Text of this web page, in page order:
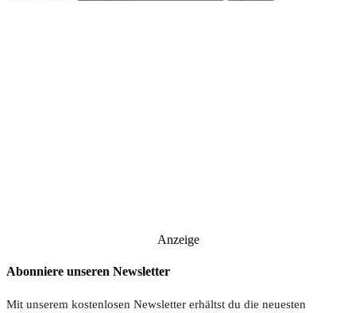
Anzeige
Abonniere unseren Newsletter
Mit unserem kostenlosen Newsletter erhältst du die neuesten